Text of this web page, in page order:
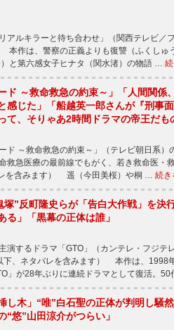
アルキラーと待ち合わせ」（関西テレビ／
作は、警察の正義よりも復讐（ふくしゅ
と第六感女子ヒナタ（関水渚）の物語 …
ド ～救命救急の約束～」「人間関係
感じた」「船越英一郎さんが『刑事
て、そりゃあ2時間ドラマの帝王だも
ド ～救命救急の約束～」（テレビ朝日系）
救急医療の最前線でもがく、若き救命医・
を含みます） 遥（今田美桜）や桐 … 続き
塚”反町隆史らが「告白大作戦」を決
る」「黒幕の正体は誰」
演するドラマ「GTO」（カンテレ・フジテ
下、ネタバレを含みます） 本作は、1998
」が28年ぶりに連続ドラマとして復活。
し木」“唯”白石聖の正体が判明し騒
“悠”山田涼介がつらい」